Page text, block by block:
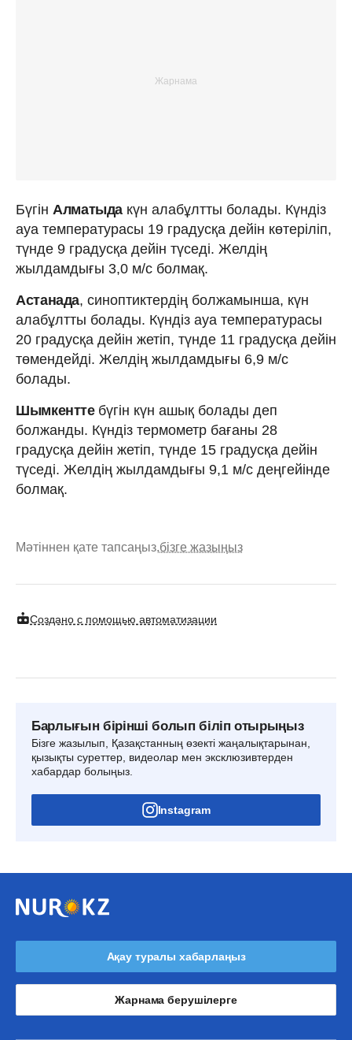
Бүгін Алматыда күн алабұлтты болады. Күндіз
ауа температурасы 19 градусқа дейін көтеріліп,
түнде 9 градусқа дейін түседі. Желдің
жылдамдығы 3,0 м/с болмақ.
Астанада, синоптиктердің болжамынша, күн
алабұлтты болады. Күндіз ауа температурасы
20 градусқа дейін жетіп, түнде 11 градусқа дейін
төмендейді. Желдің жылдамдығы 6,9 м/с
болады.
Шымкентте бүгін күн ашық болады деп
болжанды. Күндіз термометр бағаны 28
градусқа дейін жетіп, түнде 15 градусқа дейін
түседі. Желдің жылдамдығы 9,1 м/с деңгейінде
болмақ.
Мәтіннен қате тапсаңыз,бізге жазыңыз
Создано с помощью автоматизации
Барлығын бірінші болып біліп отырыңыз
Бізге жазылып, Қазақстанның өзекті жаңалықтарынан,
қызықты суреттер, видеолар мен эксклюзивтерден
хабардар болыңыз.
Instagram
Ақау туралы хабарлаңыз
Жарнама берушілерге